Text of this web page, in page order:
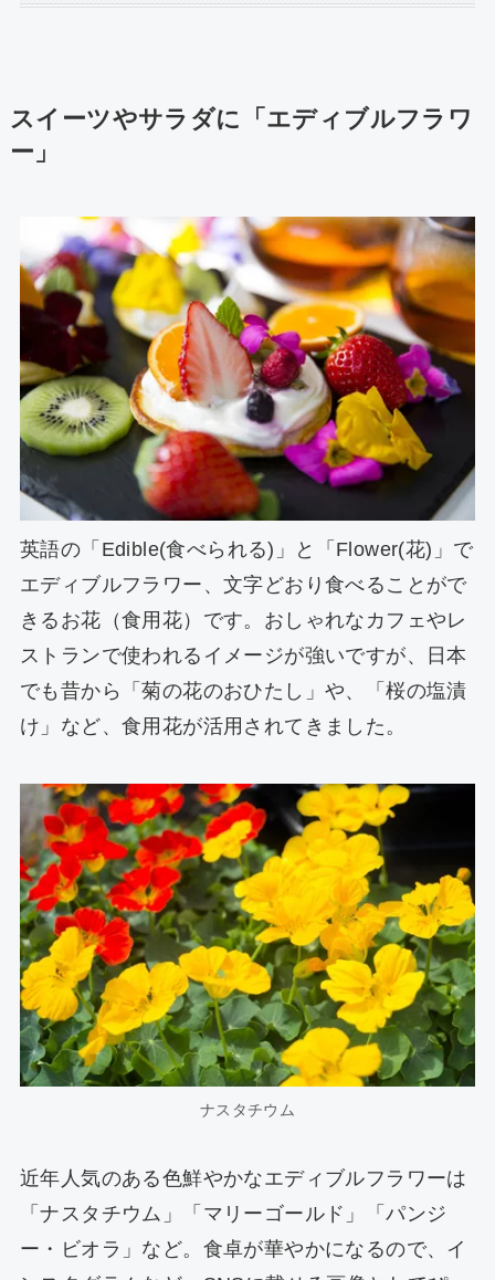
スイーツやサラダに「エディブルフラワ
ー」
英語の「Edible(食べられる)」と「Flower(花)」で
エディブルフラワー、文字どおり食べることがで
きるお花（食用花）です。おしゃれなカフェやレ
ストランで使われるイメージが強いですが、日本
でも昔から「菊の花のおひたし」や、「桜の塩漬
け」など、食用花が活用されてきました。
ナスタチウム
近年人気のある色鮮やかなエディブルフラワーは
「ナスタチウム」「マリーゴールド」「パンジ
ー・ビオラ」など。食卓が華やかになるので、イ